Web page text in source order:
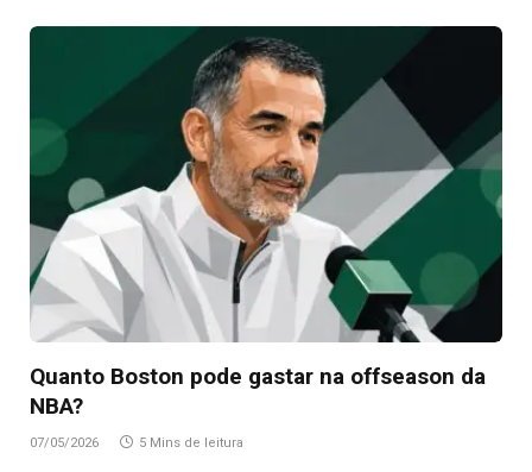
Quanto Boston pode gastar na offseason da
NBA?
07/05/2026 5 Mins de leitura